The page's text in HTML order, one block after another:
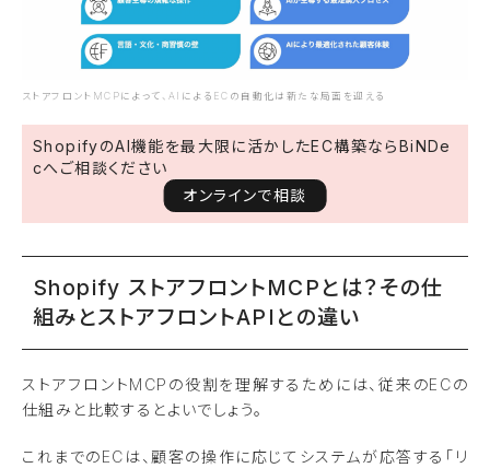
ストアフロントMCPによって、AIによるECの自動化は新たな局面を迎える
ShopifyのAI機能を最大限に活かしたEC構築ならBiNDe
cへご相談ください
オンラインで相談
Shopify ストアフロントMCPとは？その仕
組みとストアフロントAPIとの違い
ストアフロントMCPの役割を理解するためには、従来のECの
仕組みと比較するとよいでしょう。
これまでのECは、顧客の操作に応じてシステムが応答する「リ